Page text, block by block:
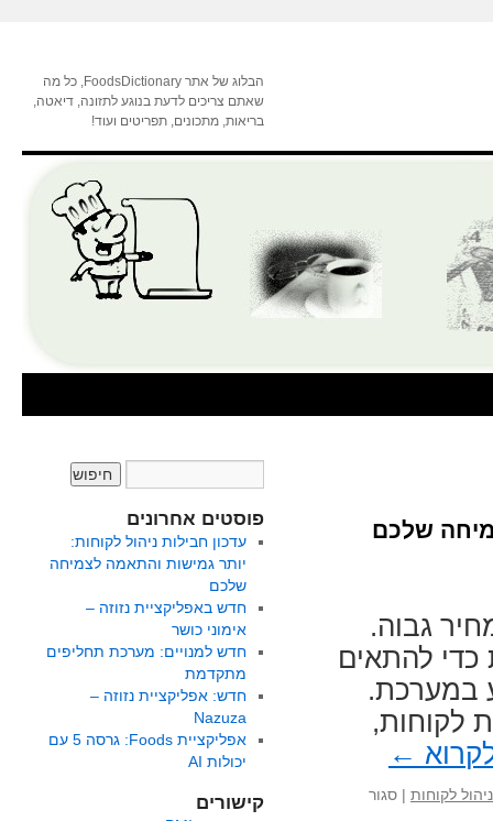
הבלוג של אתר FoodsDictionary, כל מה
שאתם צריכים לדעת בנוגע לתזונה, דיאטה,
בריאות, מתכונים, תפריטים ועוד!
שלכם
גבוה.
כדי להתאים
במערכת.
לקוחות,
←
ניהול לקוחות | סגור
פוסטים אחרונים
עדכון חבילות ניהול לקוחות:
יותר גמישות והתאמה לצמיחה
שלכם
חדש באפליקציית נזוזה –
אימוני כושר
חדש למנויים: מערכת תחליפים
מתקדמת
חדש: אפליקציית נזוזה –
Nazuza
אפליקציית Foods: גרסה 5 עם
יכולות AI
קישורים